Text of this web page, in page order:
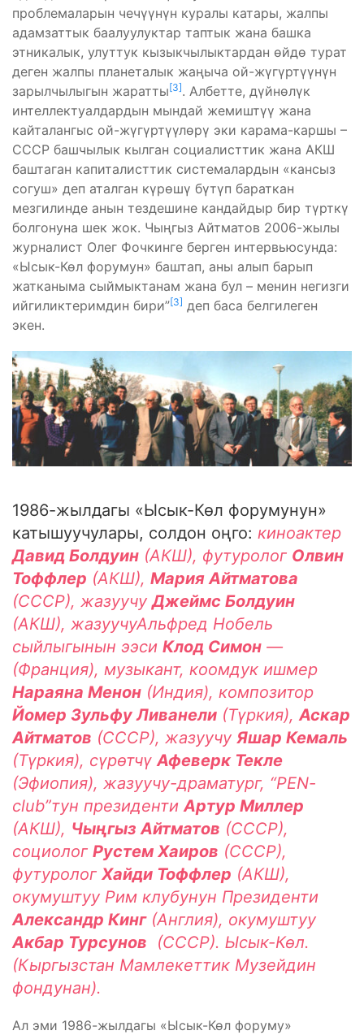
проблемаларын чечүүнүн куралы катары, жалпы
адамзаттык баалуулуктар таптык жана башка
этникалык, улуттук кызыкчылыктардан өйдө турат
деген жалпы планеталык жаңыча ой-жүгүртүүнүн
зарылчылыгын жаратты[3]. Албетте, дүйнөлүк
интеллектуалдардын мындай жемиштүү жана
кайталангыс ой-жүгүртүүлөрү эки карама-каршы –
СССР башчылык кылган социалисттик жана АКШ
баштаган капиталисттик системалардын «кансыз
согуш» деп аталган күрөшү бүтүп бараткан
мезгилинде анын тездешине кандайдыр бир түрткү
болгонуна шек жок. Чыңгыз Айтматов 2006-жылы
журналист Олег Фочкинге берген интервьюсунда:
«Ысык-Көл форумун» баштап, аны алып барып
жатканыма сыймыктанам жана бул – менин негизги
ийгиликтеримдин бири”[3] деп баса белгилеген
экен.
1986-жылдагы «Ысык-Көл форумунун»
катышуучулары, солдон оңго: киноактер
Давид Болдуин (АКШ), футуролог Олвин
Тоффлер (АКШ), Мария Айтматова
(СССР), жазуучуДжеймс Болдуин
(АКШ), жазуучуАльфред Нобель
сыйлыгынын ээси Клод Симон —
(Франция), музыкант, коомдук ишмер
Нараяна Менон (Индия), композитор
Йомер Зульфу Ливанели (Түркия), Аскар
Айтматов (СССР), жазуучу Яшар Кемаль
(Түркия), сүрөтчү Афеверк Текле
(Эфиопия), жазуучу-драматург, “PEN-
club”тун президенти Артур Миллер
(АКШ), Чыңгыз Айтматов (СССР),
социолог Рустем Хаиров (СССР),
футуролог Хайди Тоффлер (АКШ),
окумуштуу Рим клубунун Президенти
Александр Кинг(Англия), окумуштуу
Акбар Турсунов (СССР). Ысык-Көл.
(Кыргызстан Мамлекеттик Музейдин
фондунан).
Ал эми 1986-жылдагы «Ысык-Көл форуму»